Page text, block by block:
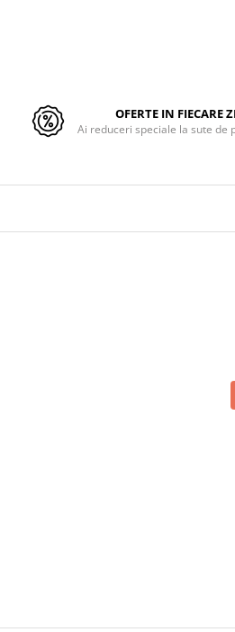
OFERTE IN FIECARE
Ai reduceri speciale la sute de